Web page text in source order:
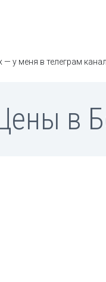
— у меня в телеграм
в